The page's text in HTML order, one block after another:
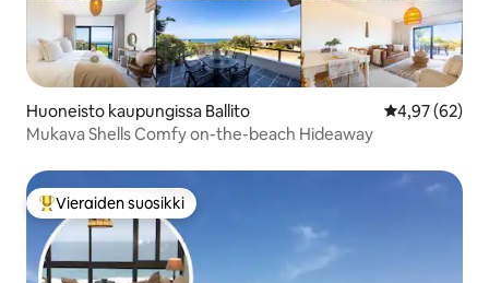
Huoneisto kaupungissa Ballito
4,97 (62)
Mukava Shells Comfy on-the-beach Hideaway
Vieraiden suosikkien parhaimmistoa
Vieraiden suosikki